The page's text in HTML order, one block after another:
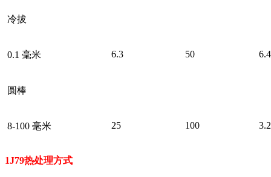
冷拔
0.1 毫米 6.3 50 6.4
圆棒
8-100 毫米 25 100 3.2
1J79热处理方式